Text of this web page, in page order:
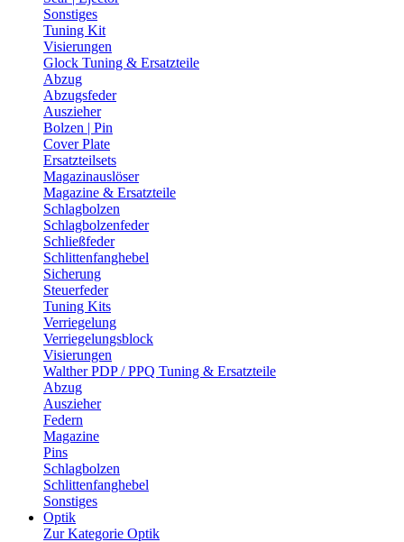
Sonstiges
Tuning Kit
Visierungen
Glock Tuning & Ersatzteile
Abzug
Abzugsfeder
Auszieher
Bolzen | Pin
Cover Plate
Ersatzteilsets
Magazinauslöser
Magazine & Ersatzteile
Schlagbolzen
Schlagbolzenfeder
Schließfeder
Schlittenfanghebel
Sicherung
Steuerfeder
Tuning Kits
Verriegelung
Verriegelungsblock
Visierungen
Walther PDP / PPQ Tuning & Ersatzteile
Abzug
Auszieher
Federn
Magazine
Pins
Schlagbolzen
Schlittenfanghebel
Sonstiges
Optik
Zur Kategorie Optik